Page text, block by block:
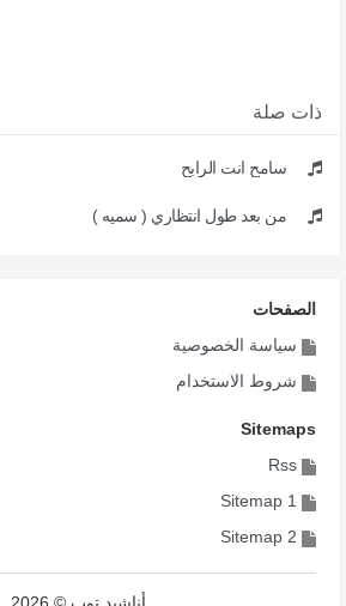
ذات صلة
سامح انت الرابح
من بعد طول انتظاري ( سميه )
الصفحات
سياسة الخصوصية
شروط الاستخدام
Sitemaps
Rss
Sitemap 1
Sitemap 2